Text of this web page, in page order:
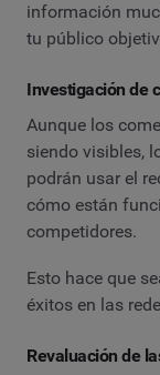
información
tu público
Investigación de
Aunque los
siendo visibles,
podrán usar el
cómo están
competidores.
Esto hace que
éxitos en las
Revaluación de